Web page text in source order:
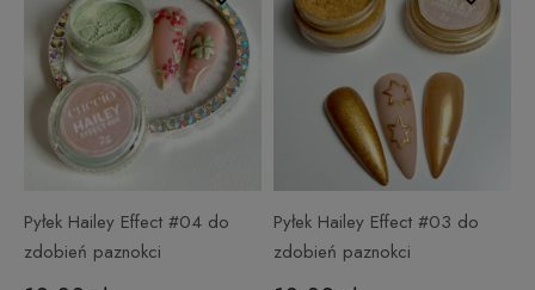
Pyłek Hailey Effect #04 do
zdobień paznokci
Pyłek Hailey Effect #03 do
zdobień paznokci